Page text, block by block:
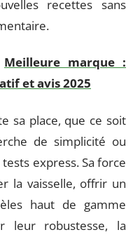
recettes sans
Meilleure marque :
et avis 2025
sa place, que ce soit
de simplicité ou
express. Sa force
la vaisselle, offrir un
haut de gamme
leur robustesse, la